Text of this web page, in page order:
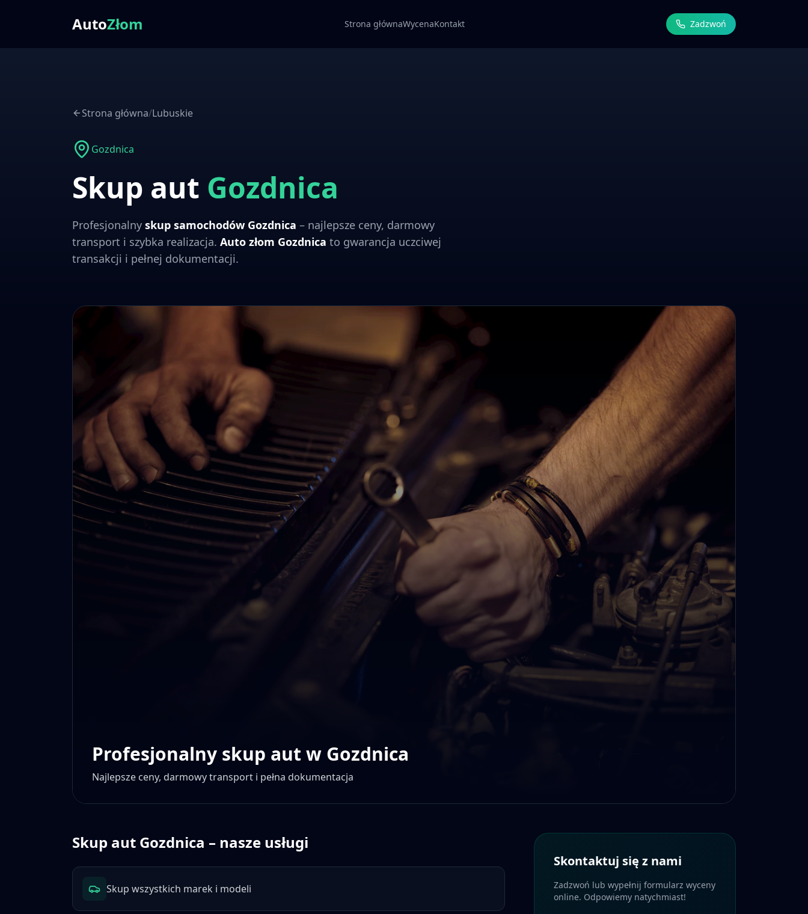
AutoZłom Strona głównaWycenaKontakt Zadzwoń
Strona główna/Lubuskie
Gozdnica
Skup aut Gozdnica
Profesjonalny skup samochodów Gozdnica – najlepsze ceny, darmowy
transport i szybka realizacja. Auto złom Gozdnica to gwarancja uczciwej
transakcji i pełnej dokumentacji.
Profesjonalny skup aut w Gozdnica
Najlepsze ceny, darmowy transport i pełna dokumentacja
Skup aut Gozdnica – nasze usługi
Skup wszystkich marek i modeli
Skontaktuj się z nami
Zadzwoń lub wypełnij formularz wyceny
online. Odpowiemy natychmiast!